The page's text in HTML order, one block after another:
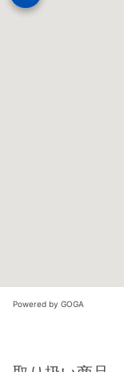
Powered by GOGA